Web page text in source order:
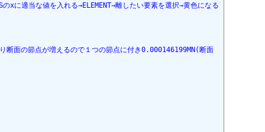
xに適当な値を入れる→ELEMENT→離したい要素を選択→黄色になる
断面の節点が増えるので１つの節点に付き0.000146199MN(断面